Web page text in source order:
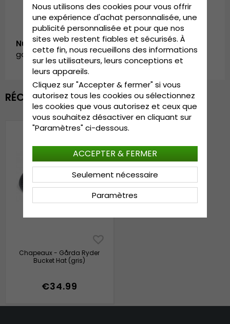
Numéro d’article:
garda.bucket.BH0420111.2.ryder.grey
RÉCEMMENT VU
Chapeaux - Gårda Ryder
Bucket Hat (gris)
€34.99
Nous utilisons des cookies pour vous offrir
une expérience d'achat personnalisée, une
publicité personnalisée et pour que nos
sites web restent fiables et sécurisés. À
cette fin, nous recueillons des informations
sur les utilisateurs, leurs conceptions et
leurs appareils.
Cliquez sur "Accepter & fermer" si vous
autorisez tous les cookies ou sélectionnez
les cookies que vous autorisez et ceux que
vous souhaitez désactiver en cliquant sur
"Paramètres" ci-dessous.
Paramètres
Seulement nécessaire
ACCEPTER & FERMER